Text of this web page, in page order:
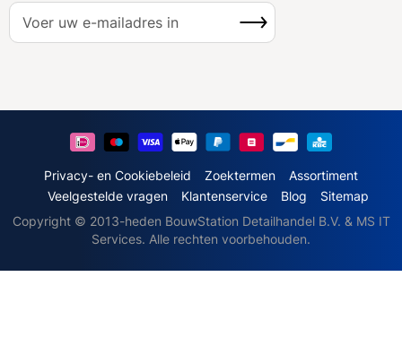
A
e
o
z
Inschrijven
Privacy- en Cookiebeleid Zoektermen
Assortiment
Veelgestelde vragen
Klantenservice Blog
Sitemap
Copyright © 2013-heden BouwStation Detailhandel B.V. & MS IT
Services. Alle rechten voorbehouden.